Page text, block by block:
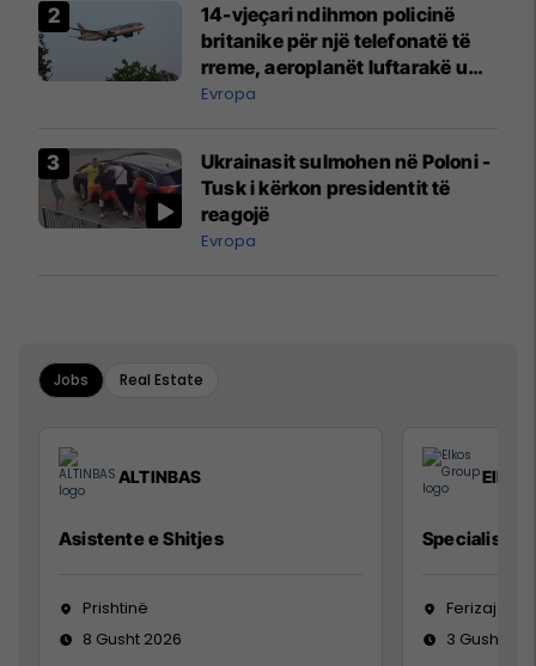
14-vjeçari ndihmon policinë
britanike për një telefonatë të
rreme, aeroplanët luftarakë u
ngritën në ajër për të
Mançesterit
Evropa
Ukrainasit sulmohen në Poloni -
Tusk i kërkon presidentit të
reagojë
Evropa
Jobs Real Estate
ALTINBAS
Asistente e Shitjes
Prishtinë
8 Gusht 2026
Elkos
Specialist
Ferizaj
3 Gusht